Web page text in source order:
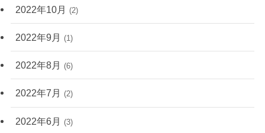
2022年10月 (2)
2022年9月 (1)
2022年8月 (6)
2022年7月 (2)
2022年6月 (3)